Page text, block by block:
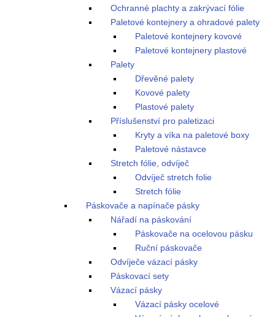
Ochranné plachty a zakrývací fólie
Paletové kontejnery a ohradové palety
Paletové kontejnery kovové
Paletové kontejnery plastové
Palety
Dřevěné palety
Kovové palety
Plastové palety
Příslušenství pro paletizaci
Kryty a víka na paletové boxy
Paletové nástavce
Stretch fólie, odvíječ
Odvíječ stretch folie
Stretch fólie
Páskovače a napínače pásky
Nářadí na páskování
Páskovače na ocelovou pásku
Ruční páskovače
Odvíječe vázací pásky
Páskovací sety
Vázací pásky
Vázací pásky ocelové